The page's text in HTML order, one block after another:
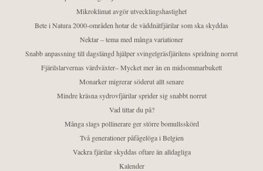
Mikroklimat avgör utvecklingshastighet
Bete i Natura 2000-områden hotar de väddnätfjärilar som ska skyddas
Nektar – tema med många variationer
Snabb anpassning till dagslängd hjälper svingelgräsfjärilens spridning norrut
Fjärilslarvernas värdväxter– Mycket mer än en midsommarbukett
Monarker migrerar söderut allt senare
Mindre kräsna sydrovfjärilar sprider sig snabbt norrut
Vad tittar du på?
Många slags pollinerare ger större bomullsskörd
Två generationer påfågelöga i Belgien
Vackra fjärilar skyddas oftare än alldagliga
Kalender